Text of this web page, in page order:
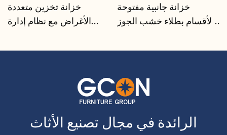
خزانة تخزين متعددة
الأغراض مع نظام إدارة
خزانة جانبية مفتوحة
الأقسام بطلاء خشب الجوز |
الرائدة في مجال تصنيع الأثاث